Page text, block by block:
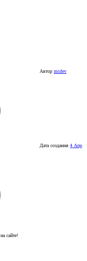
Автор mcdev
Дата создания 4 Апр
на сайте!